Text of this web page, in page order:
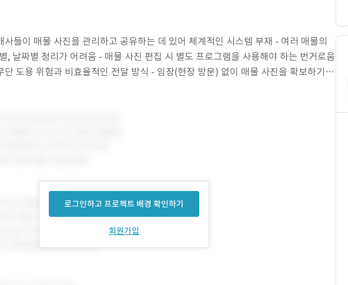
들이 매물 사진을 관리하고 공유하는 데 있어 체계적인 시스템 부재 - 여러 매물의
, 날짜별 정리가 어려움 - 매물 사진 편집 시 별도 프로그램을 사용해야 하는 번거로움
단 도용 위험과 비효율적인 전달 방식 - 임장(현장 방문) 없이 매물 사진을 확보하기
로그인하고 프로젝트 배경 확인하기
회원가입